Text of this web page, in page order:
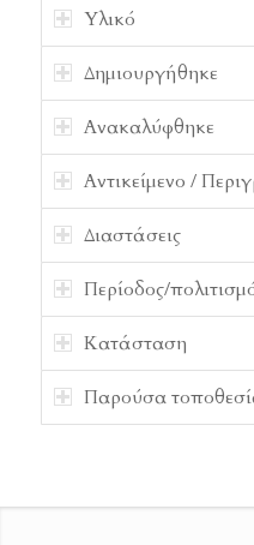
Υλικό
Δημιουργήθηκε
Ανακαλύφθηκε
Αντικείμενο /
Διαστάσεις
Περίοδος/
Κατάσταση
Παρούσα